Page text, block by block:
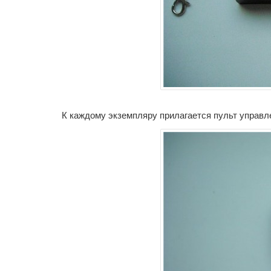
К каждому экземпляру прилагается пульт